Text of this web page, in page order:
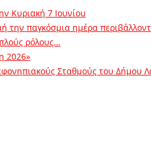
Κυριακή 7 Ιουνίου
την παγκόσμια ημέρα
ρόλους…
2026»
Σταθμούς του Δήμου